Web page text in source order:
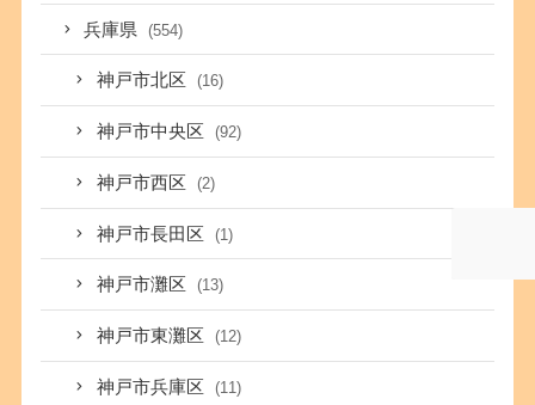
兵庫県 (554)
神戸市北区 (16)
神戸市中央区 (92)
神戸市西区 (2)
神戸市長田区 (1)
神戸市灘区 (13)
神戸市東灘区 (12)
神戸市兵庫区 (11)